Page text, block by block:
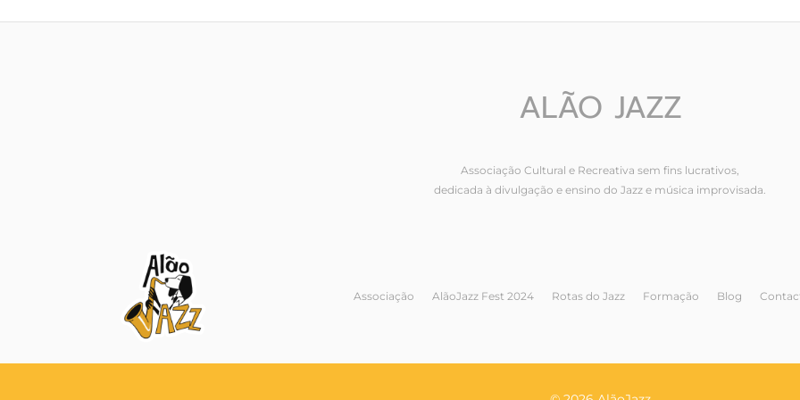
ALÃO JAZZ
Associação Cultural e Recreativa sem fins lucrativos,
dedicada à divulgação e ensino do Jazz e música improvisada.
Associação AlãoJazz Fest 2024 Rotas do Jazz Formação Blog